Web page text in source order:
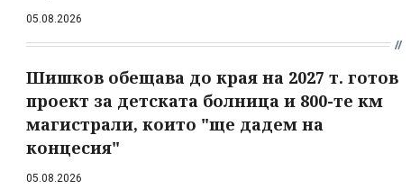
05.08.2026
Шишков обещава до края на 2027 т. готов
проект за детската болница и 800-те км
магистрали, които "ще дадем на
концесия"
05.08.2026